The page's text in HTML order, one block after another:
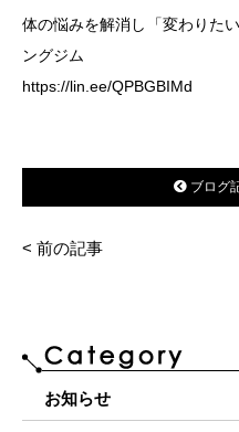
体の悩みを解消し「変わりた
ングジム
https://lin.ee/QPBGBIMd
ブログ
< 前の記事
お知らせ